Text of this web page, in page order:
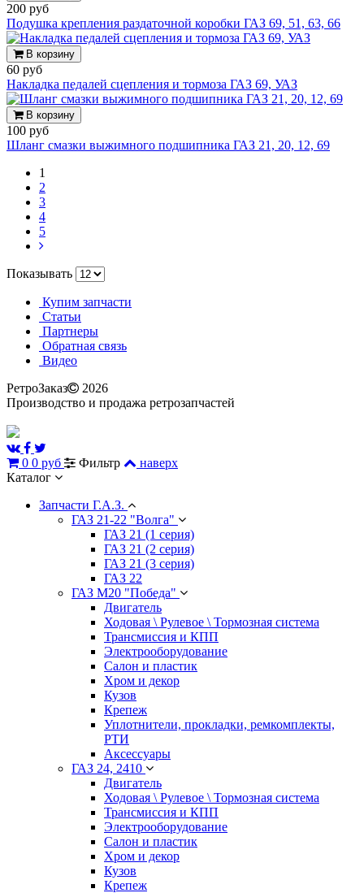
200 руб
Подушка крепления раздаточной коробки ГАЗ 69, 51, 63, 66
В корзину
60 руб
Накладка педалей сцепления и тормоза ГАЗ 69, УАЗ
В корзину
100 руб
Шланг смазки выжимного подшипника ГАЗ 21, 20, 12, 69
1
2
3
4
5
Показывать
Купим запчасти
Статьи
Партнеры
Обратная связь
Видео
РетроЗаказ
2026
Производство и продажа ретрозапчастей
0 0 руб Фильтр
наверх
Каталог
Запчасти Г.А.З.
ГАЗ 21-22 "Волга"
ГАЗ 21 (1 серия)
ГАЗ 21 (2 серия)
ГАЗ 21 (3 серия)
ГАЗ 22
ГАЗ М20 "Победа"
Двигатель
Ходовая \ Рулевое \ Тормозная система
Трансмиссия и КПП
Электрооборудование
Салон и пластик
Хром и декор
Кузов
Крепеж
Уплотнители, прокладки, ремкомплекты,
РТИ
Аксессуары
ГАЗ 24, 2410
Двигатель
Ходовая \ Рулевое \ Тормозная система
Трансмиссия и КПП
Электрооборудование
Салон и пластик
Хром и декор
Кузов
Крепеж